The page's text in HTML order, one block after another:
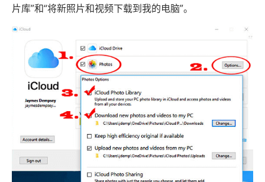
片库”和“将新照片和视频下载到我的电脑”。